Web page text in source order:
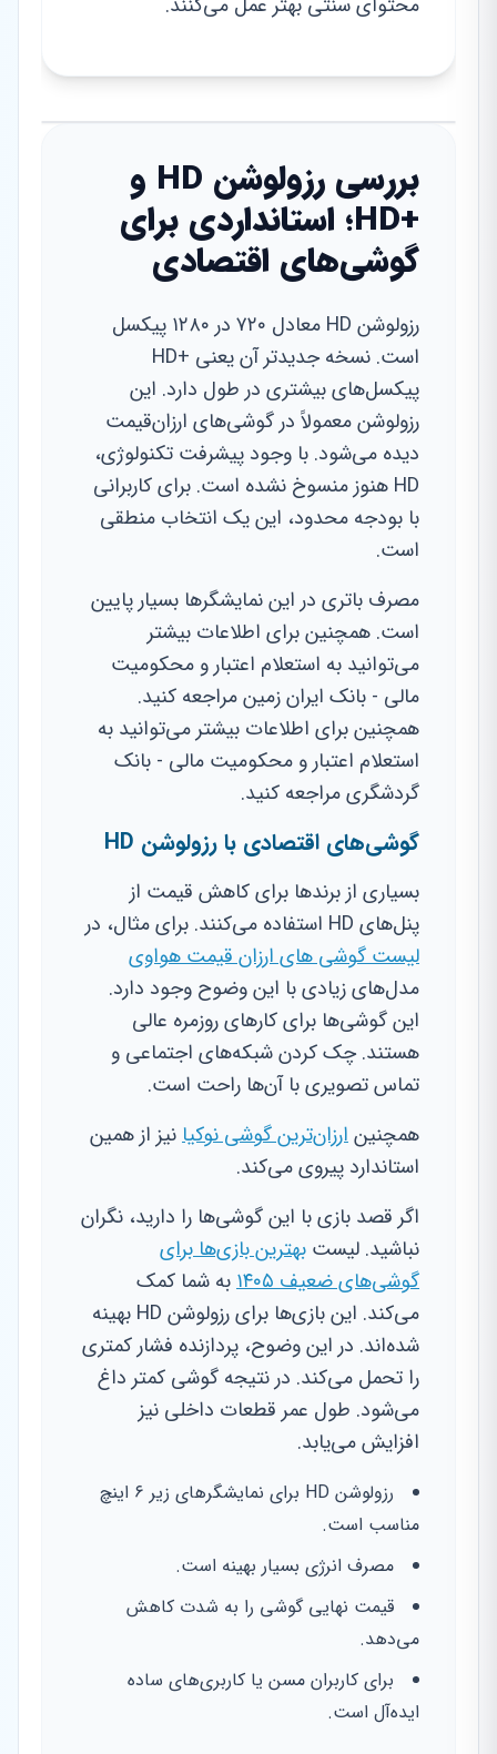
بررسی رزولوشن HD و
+HD؛ استانداردی برای
گوشی‌های اقتصادی
رزولوشن HD معادل ۷۲۰ در ۱۲۸۰ پیکسل
است. نسخه جدیدتر آن یعنی +HD
پیکسل‌های بیشتری در طول دارد. این
رزولوشن معمولاً در گوشی‌های ارزان‌قیمت
دیده می‌شود. با وجود پیشرفت تکنولوژی،
HD هنوز منسوخ نشده است. برای کاربرانی
با بودجه محدود، این یک انتخاب منطقی
است.
مصرف باتری در این نمایشگرها بسیار پایین
است. همچنین برای اطلاعات بیشتر
می‌توانید به استعلام اعتبار و محکومیت
مالی - بانک ایران زمین مراجعه کنید.
همچنین برای اطلاعات بیشتر می‌توانید به
استعلام اعتبار و محکومیت مالی - بانک
گردشگری مراجعه کنید.
گوشی‌های اقتصادی با رزولوشن HD
بسیاری از برندها برای کاهش قیمت از
پنل‌های HD استفاده می‌کنند. برای مثال، در
لیست گوشی های ارزان قیمت هواوی
مدل‌های زیادی با این وضوح وجود دارد.
این گوشی‌ها برای کارهای روزمره عالی
هستند. چک کردن شبکه‌های اجتماعی و
تماس تصویری با آن‌ها راحت است.
همچنینارزان‌ترین گوشی نوکیانیز از همین
استاندارد پیروی می‌کند.
اگر قصد بازی با این گوشی‌ها را دارید، نگران
نباشید. لیست بهترین بازی‌ها برای
گوشی‌های ضعیف ۱۴۰۵
به شما کمک
می‌کند. این بازی‌ها برای رزولوشن HD بهینه
شده‌اند. در این وضوح، پردازنده فشار کمتری
را تحمل می‌کند. در نتیجه گوشی کمتر داغ
می‌شود. طول عمر قطعات داخلی نیز
افزایش می‌یابد.
رزولوشن HD برای نمایشگرهای زیر ۶ اینچ
مناسب است.
مصرف انرژی بسیار بهینه است.
قیمت نهایی گوشی را به شدت کاهش
می‌دهد.
برای کاربران مسن یا کاربری‌های ساده
ایده‌آل است.